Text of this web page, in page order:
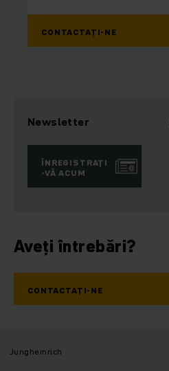
CONTACTAȚI-NE
Newsletter
ÎNREGISTRAȚI
-VĂ ACUM
Aveți întrebări?
CONTACTAȚI-NE
Jungheinrich